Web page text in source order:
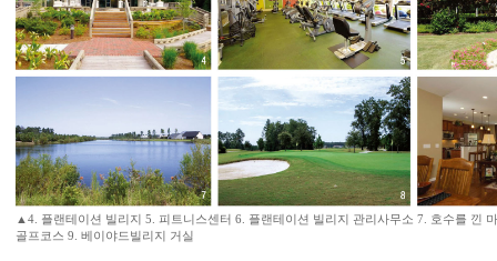
▲4. 플랜테이션 빌리지 5. 피트니스센터 6. 플랜테이션 빌리지 관리사무소 7. 호수를 낀
골프코스 9. 베이야드빌리지 거실